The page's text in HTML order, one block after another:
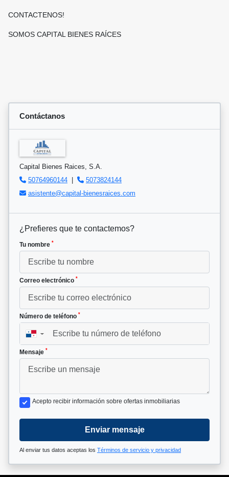
CONTACTENOS!
SOMOS CAPITAL BIENES RAÍCES
Contáctanos
Capital Bienes Raices, S.A.
50764960144 |
5073824144
asistente@capital-bienesraices.com
¿Prefieres que te contactemos?
Tu nombre *
Correo electrónico *
Número de teléfono *
▼
Mensaje *
Acepto recibir información sobre ofertas inmobiliarias
Enviar mensaje
Al enviar tus datos aceptas los Términos de servicio y privacidad